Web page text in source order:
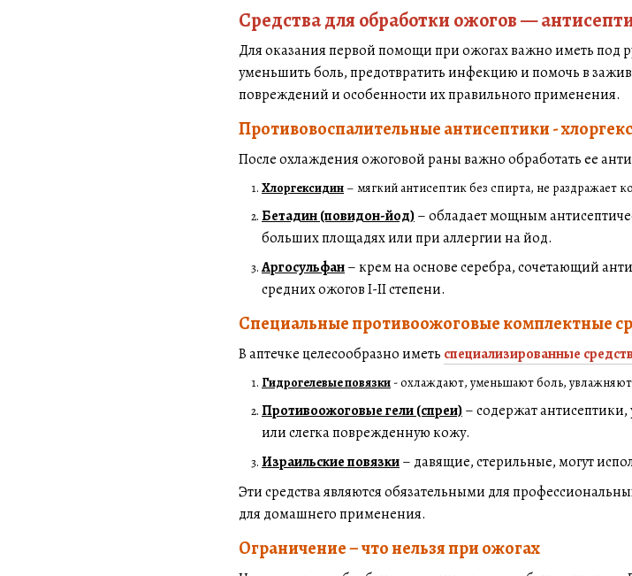
Средства для обработки ожогов —
Для оказания первой помощи при ожогах важно иметь под
уменьшить боль, предотвратить инфекцию и помочь в
повреждений и особенности их правильного применения.
Противовоспалительные антисептики -
После охлаждения ожоговой раны важно обработать ее
Хлоргексидин – мягкий антисептик без спирта, не
Бетадин (повидон-йод)– обладает мощным
больших площадях или при аллергии на йод.
Аргосульфан– крем на основе серебра, сочетающий
средних ожогов I-II степени.
Специальные противоожоговые комплектные
В аптечке целесообразно иметь специализированные
Гидрогелевые повязки - охлаждают, уменьшают боль,
Противоожоговые гели (спреи)– содержат
или слегка поврежденную кожу.
Израильские повязки– давящие, стерильные, могут
Эти средства являются обязательными для
для домашнего применения.
Ограничение – что нельзя при ожогах